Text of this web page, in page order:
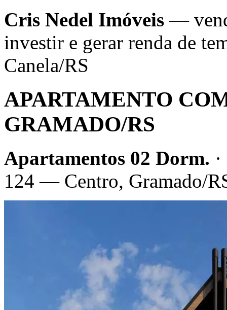
Cris Nedel Imóveis —
investir e gerar renda de
Canela/RS
APARTAMENTO
GRAMADO/RS
Apartamentos 02 Dorm.
124 — Centro, Gramado/